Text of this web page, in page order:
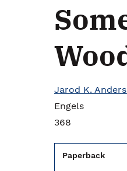
Jarod K.
Engels
368
Paperback